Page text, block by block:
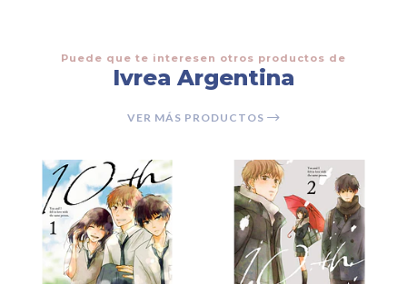
Puede que te interesen otros productos de
Ivrea Argentina
VER MÁS PRODUCTOS